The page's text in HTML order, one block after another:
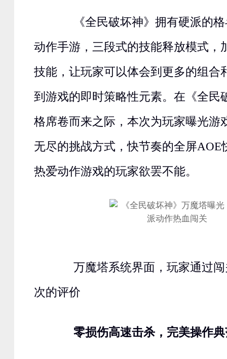
《全民破坏神》拥有硬派的格
动作手游，三段式的技能释放模式，
技能，让玩家可以体会到更多的组合
到游戏的即时策略性元素。在《全民
格席卷而来之际，本次为玩家曝光游
无尽的挑战方式，快节奏的全屏AOE
热爱动作游戏的玩家欲罢不能。
万魔塔系统界面，玩家通过闯
次的评价
零损伤高速击杀，完美操作典